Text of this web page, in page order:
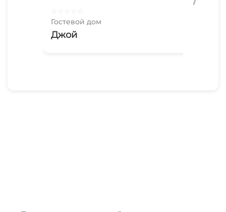
Гостевой дом
Джой